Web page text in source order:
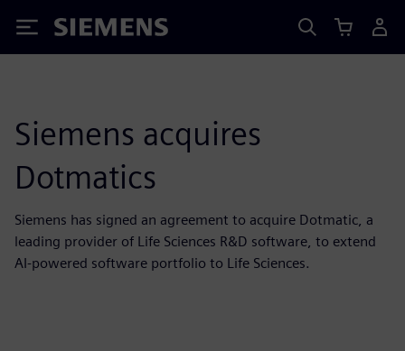
Siemens
Siemens acquires
Dotmatics
Siemens has signed an agreement to acquire Dotmatic, a
leading provider of Life Sciences R&D software, to extend
AI-powered software portfolio to Life Sciences.